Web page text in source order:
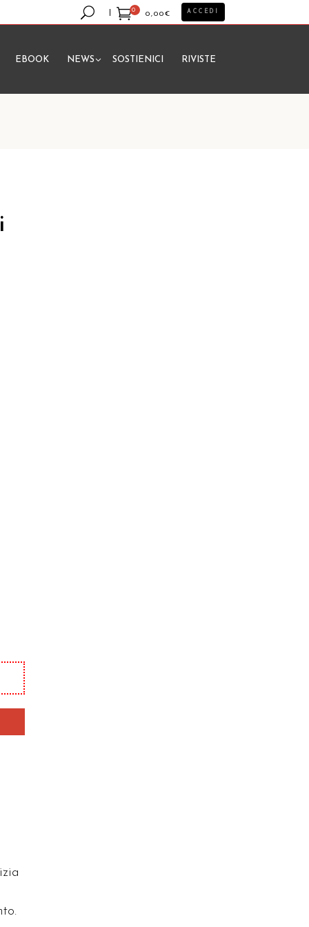
0
0,00€
prodotto nel carrello.
ACCEDI
EBOOK NEWS SOSTIENICI RIVISTE